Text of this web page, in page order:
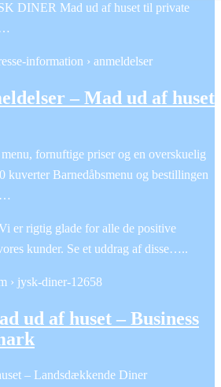
DINER Mad ud af huset til private
information › anmeldelser
– Mad ud af huset
fornuftige priser og en overskuelig
kuverter Barnedåbsmenu og bestillingen
…
er rigtig glade for alle de positive
kunder. Se et uddrag af disse…..
› jysk-diner-12658
ud af huset – Business
– Landsdækkende Diner